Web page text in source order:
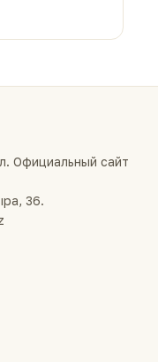
Официальный сайт
36.